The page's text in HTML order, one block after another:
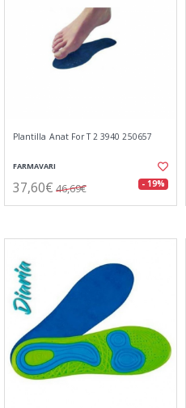
Plantilla Anat For T 2 3940 250657
FARMAVARI
37,60€ 46,69€ - 19%